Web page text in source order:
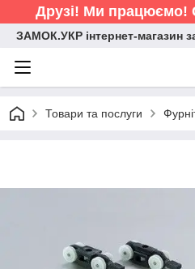
Друзі! Ми працюємо!
ЗАМОК.УКР інтернет-магазин
Товари та послуги